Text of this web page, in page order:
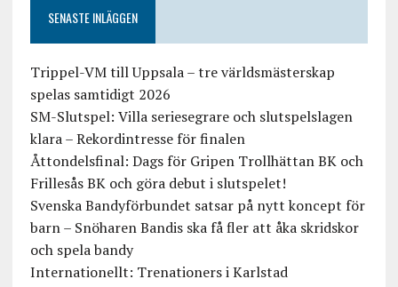
SENASTE INLÄGGEN
Trippel-VM till Uppsala – tre världsmästerskap
spelas samtidigt 2026
SM-Slutspel: Villa seriesegrare och slutspelslagen
klara – Rekordintresse för finalen
Åttondelsfinal: Dags för Gripen Trollhättan BK och
Frillesås BK och göra debut i slutspelet!
Svenska Bandyförbundet satsar på nytt koncept för
barn – Snöharen Bandis ska få fler att åka skridskor
och spela bandy
Internationellt: Trenationers i Karlstad